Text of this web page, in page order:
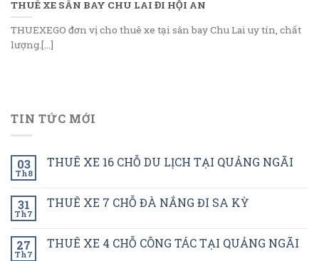
THUÊ XE SÂN BAY CHU LAI ĐI HỘI AN
THUEXEGO đơn vị cho thuê xe tại sân bay Chu Lai uy tín, chất
lượng.[...]
TIN TỨC MỚI
03
Th8
THUÊ XE 16 CHỖ DU LỊCH TẠI QUẢNG NGÃI
31
Th7
THUÊ XE 7 CHỖ ĐÀ NẮNG ĐI SA KỲ
27
Th7
THUÊ XE 4 CHỖ CÔNG TÁC TẠI QUẢNG NGÃI